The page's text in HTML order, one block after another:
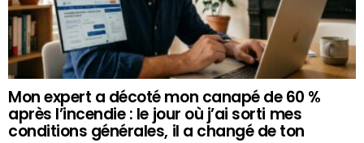
Mon expert a décoté mon canapé de 60 %
après l’incendie : le jour où j’ai sorti mes
conditions générales, il a changé de ton